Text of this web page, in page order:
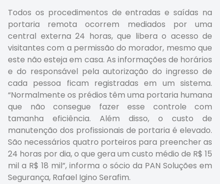
Todos os procedimentos de entradas e saídas na
portaria remota ocorrem mediados por uma
central externa 24 horas, que libera o acesso de
visitantes com a permissão do morador, mesmo que
este não esteja em casa. As informações de horários
e do responsável pela autorização do ingresso de
cada pessoa ficam registradas em um sistema.
“Normalmente os prédios têm uma portaria humana
que não consegue fazer esse controle com
tamanha eficiência. Além disso, o custo de
manutenção dos profissionais de portaria é elevado.
São necessários quatro porteiros para preencher as
24 horas por dia, o que gera um custo médio de R$ 15
mil a R$ 18 mil”, informa o sócio da PAN Soluções em
Segurança, Rafael Igino Serafim.